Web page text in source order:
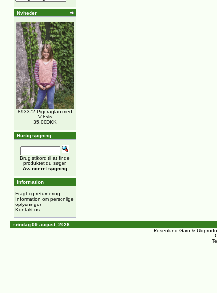
Nyheder
893372 Pigeraglan med
V-hals
35,00DKK
Hurtig søgning
Brug stikord til at finde
produktet du søger.
Avanceret søgning
Information
Fragt og returnering
Information om personlige
oplysninger
Kontakt os
søndag 09 august, 2026
Rosenlund Garn &